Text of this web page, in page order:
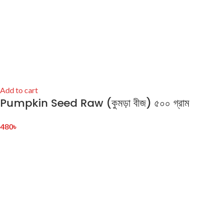
Add to cart
Pumpkin Seed Raw (কুমড়া বীজ) ৫০০ গ্রাম
480৳